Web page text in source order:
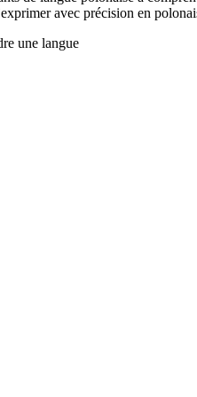
avec précision en
une langue